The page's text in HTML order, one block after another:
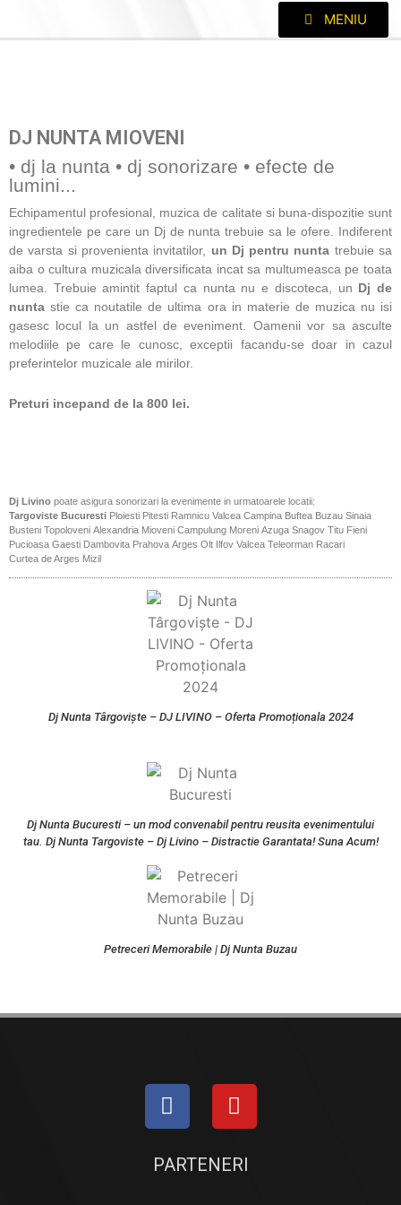
MENIU
DJ NUNTA MIOVENI
• dj la nunta • dj sonorizare • efecte de
lumini...
Echipamentul profesional, muzica de calitate si buna-dispozitie sunt
ingredientele pe care un Dj de nunta trebuie sa le ofere. Indiferent
de varsta si provenienta invitatilor,
un Dj pentru nunta trebuie sa
aiba o cultura muzicala diversificata incat sa multumeasca pe toata
lumea. Trebuie amintit faptul ca nunta nu e discoteca, un Dj de
nunta stie ca noutatile de ultima ora in materie de muzica nu isi
gasesc locul la un astfel de eveniment. Oamenii vor sa asculte
melodiile pe care le cunosc, exceptii facandu-se doar in cazul
preferintelor muzicale ale mirilor.
Preturi incepand de la 800 lei.
Dj Livino poate asigura sonorizari la evenimente in urmatoarele locatii:
Targoviste Bucuresti Ploiesti Pitesti Ramnicu Valcea Campina Buftea Buzau Sinaia
Busteni Topoloveni Alexandria Mioveni Campulung Moreni Azuga Snagov Titu Fieni
Pucioasa Gaesti Dambovita Prahova Arges Olt Ilfov Valcea Teleorman Racari
Curtea de Arges Mizil
Dj Nunta Târgoviște – DJ LIVINO – Oferta Promoționala 2024
Dj Nunta Bucuresti – un mod convenabil pentru reusita evenimentului
tau. Dj Nunta Targoviste – Dj Livino – Distractie Garantata! Suna Acum!
Petreceri Memorabile | Dj Nunta Buzau
PARTENERI